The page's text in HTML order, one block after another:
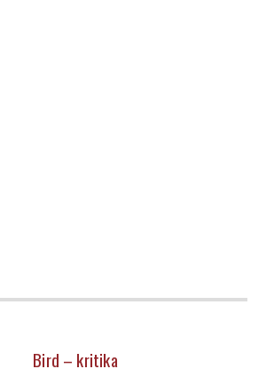
Bird – kritika